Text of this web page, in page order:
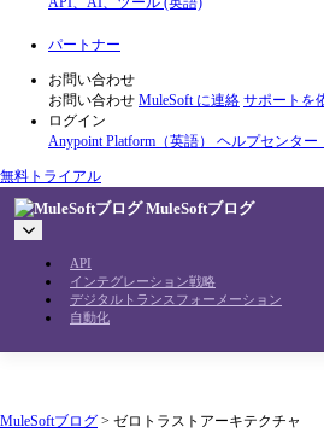
パートナー
お問い合わせ
お問い合わせ MuleSoft に連絡 サポートを
ログイン
Anypoint Platform（英語） ヘルプセンター
無料トライアル
MuleSoftブログ
API
インテグレーション戦略
デジタルトランスフォーメーション
自動化
MuleSoftブログ > ゼロトラストアーキテクチャ